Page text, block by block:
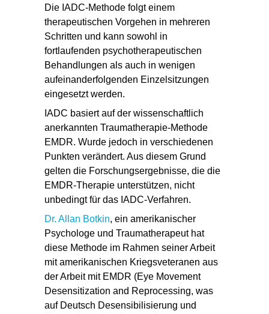
Die IADC-Methode folgt einem
therapeutischen Vorgehen in mehreren
Schritten und kann sowohl in
fortlaufenden psychotherapeutischen
Behandlungen als auch in wenigen
aufeinanderfolgenden Einzelsitzungen
eingesetzt werden.
IADC basiert auf der wissenschaftlich
anerkannten Traumatherapie-Methode
EMDR. Wurde jedoch in verschiedenen
Punkten verändert. Aus diesem Grund
gelten die Forschungsergebnisse, die die
EMDR-Therapie unterstützen, nicht
unbedingt für das IADC-Verfahren.
Dr. Allan Botkin, ein amerikanischer
Psychologe und Traumatherapeut hat
diese Methode im Rahmen seiner Arbeit
mit amerikanischen Kriegsveteranen aus
der Arbeit mit EMDR (Eye Movement
Desensitization and Reprocessing, was
auf Deutsch Desensibilisierung und